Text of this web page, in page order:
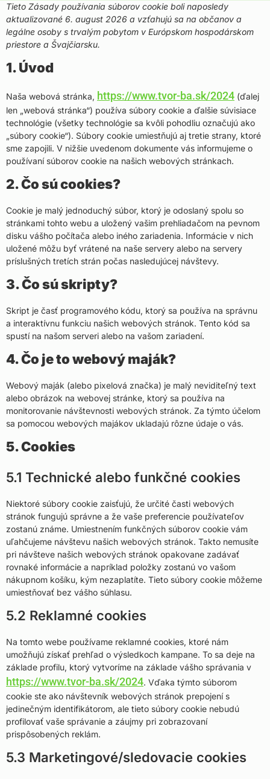
Tieto Zásady používania súborov cookie boli naposledy
aktualizované 6. august 2026 a vzťahujú sa na občanov a
legálne osoby s trvalým pobytom v Európskom hospodárskom
priestore a Švajčiarsku.
1. Úvod
Naša webová stránka, https://www.tvor-ba.sk/2024 (ďalej
len „webová stránka“) používa súbory cookie a ďalšie súvisiace
technológie (všetky technológie sa kvôli pohodliu označujú ako
„súbory cookie“). Súbory cookie umiestňujú aj tretie strany, ktoré
sme zapojili. V nižšie uvedenom dokumente vás informujeme o
používaní súborov cookie na našich webových stránkach.
2. Čo sú cookies?
Cookie je malý jednoduchý súbor, ktorý je odoslaný spolu so
stránkami tohto webu a uložený vašim prehliadačom na pevnom
disku vášho počítača alebo iného zariadenia. Informácie v nich
uložené môžu byť vrátené na naše servery alebo na servery
príslušných tretích strán počas nasledujúcej návštevy.
3. Čo sú skripty?
Skript je časť programového kódu, ktorý sa používa na správnu
a interaktívnu funkciu našich webových stránok. Tento kód sa
spustí na našom serveri alebo na vašom zariadení.
4. Čo je to webový maják?
Webový maják (alebo pixelová značka) je malý neviditeľný text
alebo obrázok na webovej stránke, ktorý sa používa na
monitorovanie návštevnosti webových stránok. Za týmto účelom
sa pomocou webových majákov ukladajú rôzne údaje o vás.
5. Cookies
5.1 Technické alebo funkčné cookies
Niektoré súbory cookie zaisťujú, že určité časti webových
stránok fungujú správne a že vaše preferencie používateľov
zostanú známe. Umiestnením funkčných súborov cookie vám
uľahčujeme návštevu našich webových stránok. Takto nemusíte
pri návšteve našich webových stránok opakovane zadávať
rovnaké informácie a napríklad položky zostanú vo vašom
nákupnom košíku, kým nezaplatíte. Tieto súbory cookie môžeme
umiestňovať bez vášho súhlasu.
5.2 Reklamné cookies
Na tomto webe používame reklamné cookies, ktoré nám
umožňujú získať prehľad o výsledkoch kampane. To sa deje na
základe profilu, ktorý vytvoríme na základe vášho správania v
https://www.tvor-ba.sk/2024. Vďaka týmto súborom
cookie ste ako návštevník webových stránok prepojení s
jedinečným identifikátorom, ale tieto súbory cookie nebudú
profilovať vaše správanie a záujmy pri zobrazovaní
prispôsobených reklám.
5.3 Marketingové/sledovacie cookies